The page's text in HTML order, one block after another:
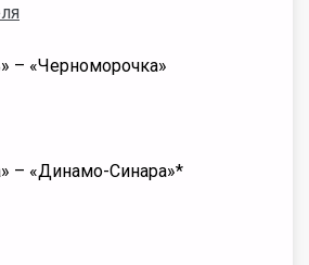
– «Черноморочка»
– «Динамо-Синара»*